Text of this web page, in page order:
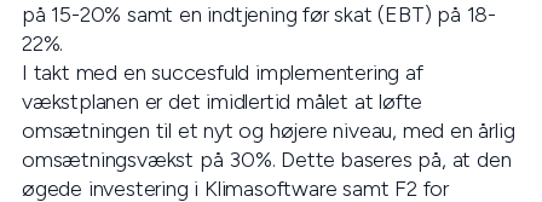
på 15-20% samt en indtjening før skat (EBT) på 18-
22%.
I takt med en succesfuld implementering af
vækstplanen er det imidlertid målet at løfte
omsætningen til et nyt og højere niveau, med en årlig
omsætningsvækst på 30%. Dette baseres på, at den
øgede investering i Klimasoftware samt F2 for